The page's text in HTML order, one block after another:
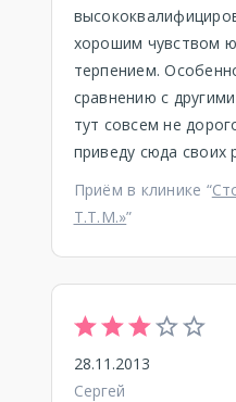
хорошим чувством
терпением.
сравнению с
тут совсем не
приведу сюда своих
Приём в клинике “
Т.Т.М.»”
28.11.2013
Сергей